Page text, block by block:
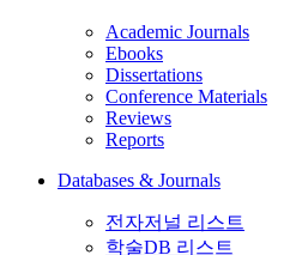
Academic Journals
Ebooks
Dissertations
Conference Materials
Reviews
Reports
Databases & Journals
전자저널 리스트
학술DB 리스트